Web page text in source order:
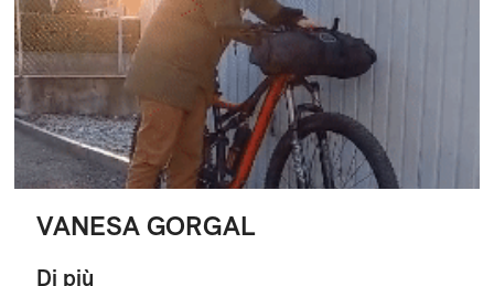
VANESA GORGAL
Di più